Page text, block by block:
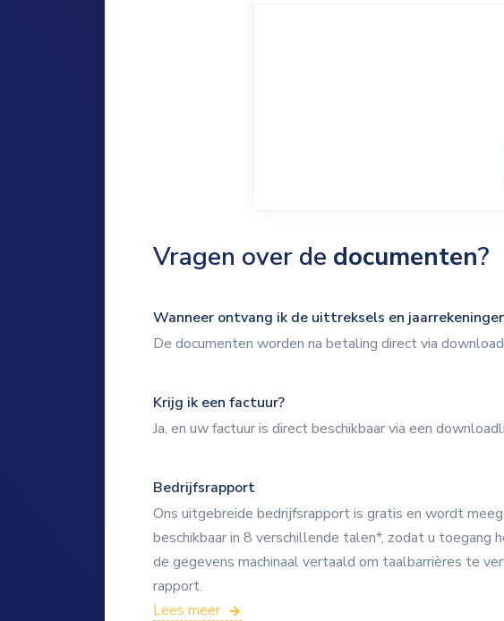
Vragen over de documenten?
Wanneer ontvang ik de uittreksels en
De documenten worden na betaling direct via
Krijg ik een factuur?
Ja, en uw factuur is direct beschikbaar via een
Bedrijfsrapport
Ons uitgebreide bedrijfsrapport is gratis en wordt
beschikbaar in 8 verschillende talen*, zodat u
de gegevens machinaal vertaald om taalbarrières te
rapport.
Lees meer